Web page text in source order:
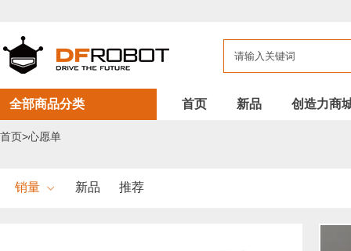
全部商品分类 首页 新品 创造力商
首页>心愿单
销量 新品 推荐